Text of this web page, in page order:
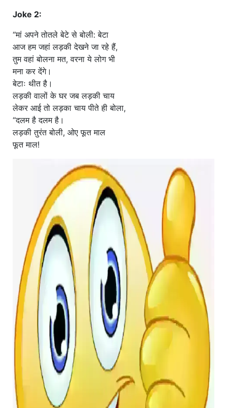
Joke 2:
“मां अपने तोतले बेटे से बोली: बेटा
आज हम जहां लड़की देखने जा रहे हैं,
तुम वहां बोलना मत, वरना ये लोग भी
मना कर देंगे।
बेटाः थीत है।
लड़की वालों के घर जब लड़की चाय
लेकर आई तो लड़का चाय पीते ही बोला,
“दलम है दलम है।
लड़की तुरंत बोली, ओए फूत माल
फूत माल!